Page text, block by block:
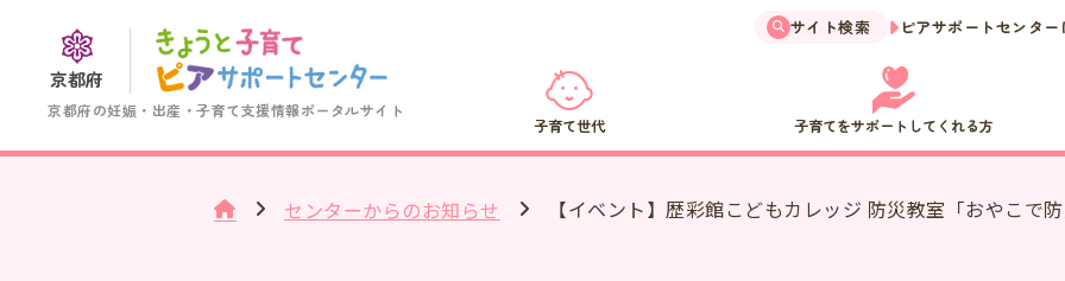
京都府の妊娠・出産・子育て支援情報ポータルサイト
京都府
子育て世代 子育てをサポートしてくれる方
サイト検索 ピアサポートセンタ
センターからのお知らせ 【イベント】歴彩館こどもカレッジ 防災教室「おやこで